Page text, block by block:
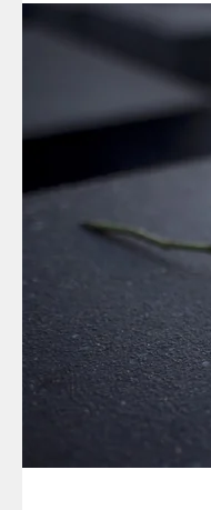
wahrheit
veranstaltungen
fragen & hilfe
unterstützen
genossenschaft